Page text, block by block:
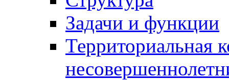
Задачи и функции
Территориальная